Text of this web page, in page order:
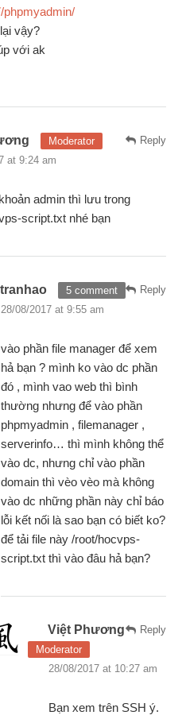
phpmyadmin/
vậy?
với ak
Reply
Moderator
at 9:24 am
admin thì lưu trong
script.txt nhé bạn
Reply
tranhao
5 comment
28/08/2017 at 9:55 am
vào phần file manager để xem
hả bạn ? mình ko vào dc phần
đó , mình vao web thì bình
thường nhưng để vào phần
phpmyadmin , filemanager ,
serverinfo… thì mình không thể
vào dc, nhưng chỉ vào phần
domain thì vèo vèo mà không
vào dc những phần này chỉ báo
lỗi kết nối là sao bạn có biết ko?
để tải file này /root/hocvps-
script.txt thì vào đâu hả bạn?
Reply
Việt Phương
Moderator
28/08/2017 at 10:27 am
Bạn xem trên SSH ý.